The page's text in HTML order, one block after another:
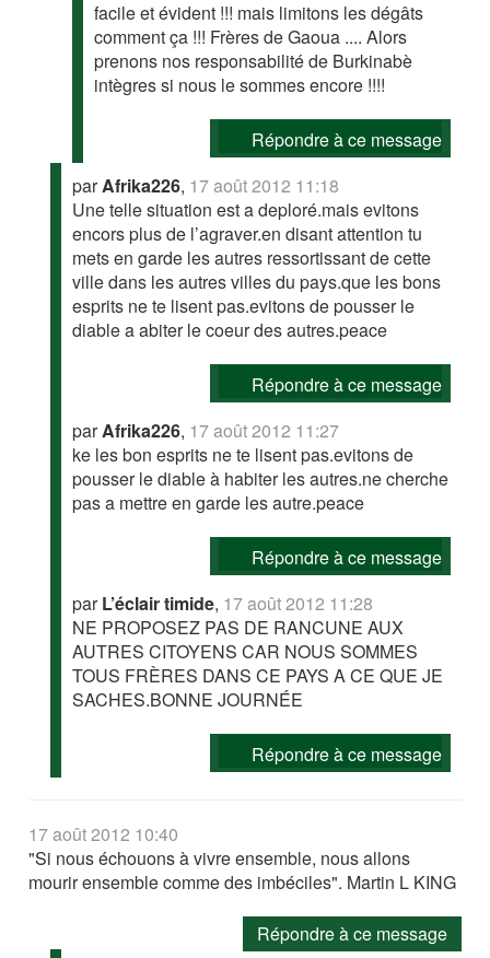
facile et évident !!! mais limitons les dégâts
comment ça !!! Frères de Gaoua .... Alors
prenons nos responsabilité de Burkinabè
intègres si nous le sommes encore !!!!
Répondre à ce message
parAfrika226, 17 août 2012 11:18
Une telle situation est a deploré.mais evitons
encors plus de l’agraver.en disant attention tu
mets en garde les autres ressortissant de cette
ville dans les autres villes du pays.que les bons
esprits ne te lisent pas.evitons de pousser le
diable a abiter le coeur des autres.peace
Répondre à ce message
parAfrika226, 17 août 2012 11:27
ke les bon esprits ne te lisent pas.evitons de
pousser le diable à habiter les autres.ne cherche
pas a mettre en garde les autre.peace
Répondre à ce message
parL’éclair timide, 17 août 2012 11:28
NE PROPOSEZ PAS DE RANCUNE AUX
AUTRES CITOYENS CAR NOUS SOMMES
TOUS FRÈRES DANS CE PAYS A CE QUE JE
SACHES.BONNE JOURNÉE
Répondre à ce message
17 août 2012 10:40
"Si nous échouons à vivre ensemble, nous allons
mourir ensemble comme des imbéciles". Martin L KING
Répondre à ce message